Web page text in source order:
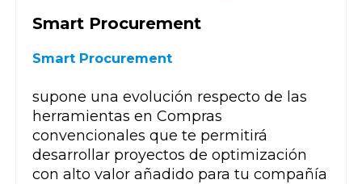
Smart Procurement
Smart Procurement
supone una evolución respecto de las
herramientas en Compras
convencionales que te permitirá
desarrollar proyectos de optimización
con alto valor añadido para tu compañía